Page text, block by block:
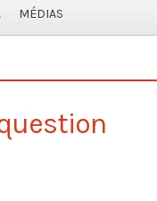
MÉDIAS